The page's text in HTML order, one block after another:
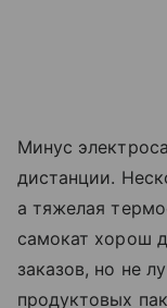
Минус
дистанции.
а тяжелая
самокат хорош
заказов, но не
продуктовых